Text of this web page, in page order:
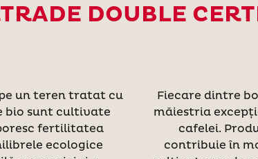
DOUBLE
un teren tratat cu
bio sunt cultivate
fertilitatea
ecologice
Fiecare dintre
măiestria
cafelei.
contribuie în